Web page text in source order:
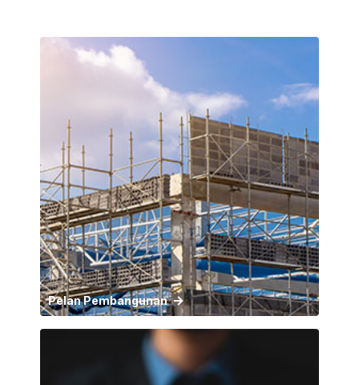
Pelan Pembangunan